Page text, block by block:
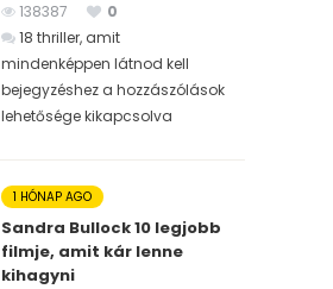
138387
0
18 thriller, amit
mindenképpen látnod kell
bejegyzéshez a hozzászólások
lehetősége kikapcsolva
1 HÓNAP AGO
Sandra Bullock 10 legjobb
filmje, amit kár lenne
kihagyni